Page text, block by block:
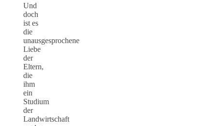
Und
doch
ist es
die
unausgesprochene
Liebe
der
Eltern,
die
ihm
ein
Studium
der
Landwirtschaft